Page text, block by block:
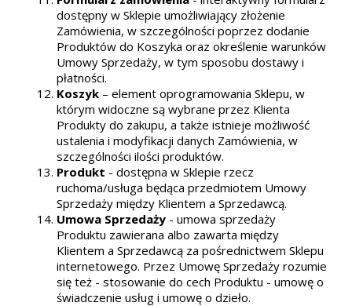
dostępny w Sklepie umożliwiający złożenie
Zamówienia, w szczególności poprzez dodanie
Produktów do Koszyka oraz określenie warunków
Umowy Sprzedaży, w tym sposobu dostawy i
płatności.
Koszyk – element oprogramowania Sklepu, w
którym widoczne są wybrane przez Klienta
Produkty do zakupu, a także istnieje możliwość
ustalenia i modyfikacji danych Zamówienia, w
szczególności ilości produktów.
Produkt - dostępna w Sklepie rzecz
ruchoma/usługa będąca przedmiotem Umowy
Sprzedaży między Klientem a Sprzedawcą.
Umowa Sprzedaży - umowa sprzedaży
Produktu zawierana albo zawarta między
Klientem a Sprzedawcą za pośrednictwem Sklepu
internetowego. Przez Umowę Sprzedaży rozumie
się też - stosowanie do cech Produktu - umowę o
świadczenie usług i umowę o dzieło.